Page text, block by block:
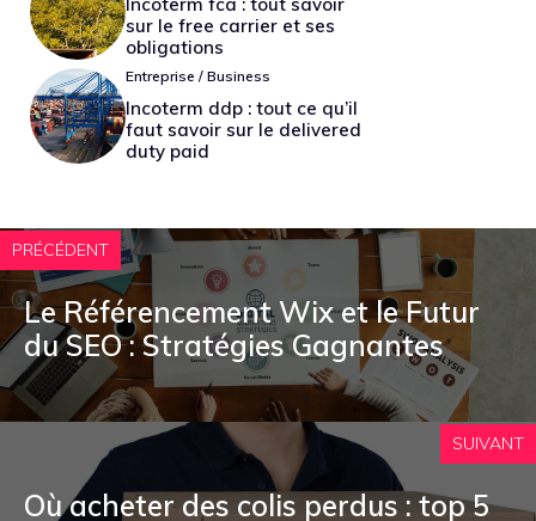
sur le free carrier et ses
obligations
Entreprise / Business
Incoterm ddp : tout ce qu’il
faut savoir sur le delivered
duty paid
PRÉCÉDENT
Le Référencement Wix et le Futur
du SEO : Stratégies Gagnantes
SUIVANT
Où acheter des colis perdus : top 5